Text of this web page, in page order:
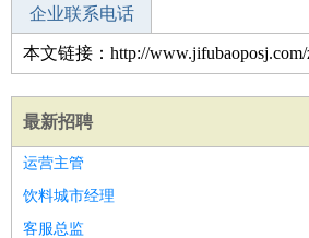
企业联系电话
本文链接：http://www.jifubaoposj.com/
最新招聘
运营主管
饮料城市经理
客服总监